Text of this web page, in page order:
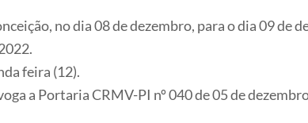
no dia 08 de dezembro, para o dia 09 de
feira (12).
a Portaria CRMV-PI nº 040 de 05 de